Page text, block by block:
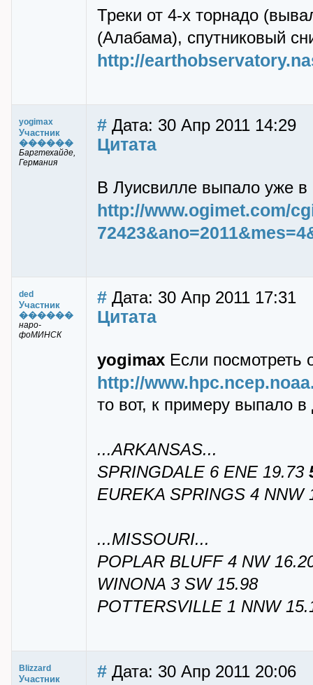
Треки от 4-х торнадо
(Алабама), спутниковый
http://
yogimax
Участник
������
Баргтехайде,
Германия
# Дата: 30 Апр 2011 14:29
Цитата
В Луисвилле выпало уже
http://www.ogimet.com/
ded
Участник
������
наро-
фоМИНСК
# Дата: 30 Апр 2011 17:31
Цитата
yogimax Если посмотреть
http://
то вот, к примеру выпало
...ARKANSAS...
SPRINGDALE 6 ENE 19.73
EUREKA SPRINGS 4 NNW
...MISSOURI...
POPLAR BLUFF 4 NW
WINONA 3 SW 15.98
POTTERSVILLE 1 NNW
Blizzard
Участник
# Дата: 30 Апр 2011 20:06